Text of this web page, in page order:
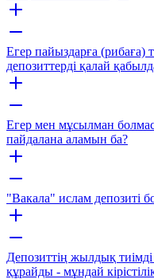
Егер пайыздарға (рибаға)
депозиттерді қалай
Егер мен мұсылман
пайдалана аламын ба?
"Вакала" ислам депозиті
Депозиттің жылдық
құрайды - мұндай